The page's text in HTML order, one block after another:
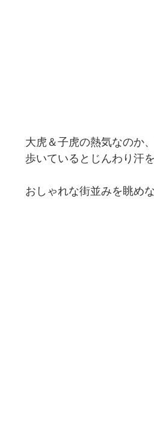
大虎＆子虎の熱気なのか
歩いているとじんわり汗を
おしゃれな街並みを眺め